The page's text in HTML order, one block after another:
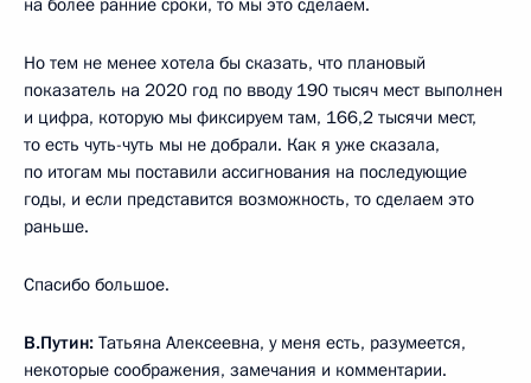
Но тем не менее хотела бы сказать, что плановый
показатель на 2020 год по вводу 190 тысяч мест выполнен
и цифра, которую мы фиксируем там, 166,2 тысячи мест,
то есть чуть-чуть мы не добрали. Как я уже сказала,
по итогам мы поставили ассигнования на последующие
годы, и если представится возможность, то сделаем это
раньше.
Спасибо большое.
В.Путин: Татьяна Алексеевна, у меня есть, разумеется,
некоторые соображения, замечания и комментарии.